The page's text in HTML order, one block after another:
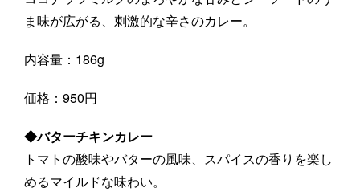
ま味が広がる、刺激的な辛さのカレー。
内容量：186g
価格：950円
◆バターチキンカレー
トマトの酸味やバターの風味、スパイスの香りを楽し
めるマイルドな味わい。